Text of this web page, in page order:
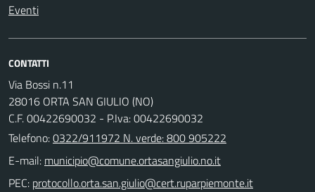
Eventi
CONTATTI
Via Bossi n.11
28016 ORTA SAN GIULIO (NO)
C.F. 00422690032 - P.Iva: 00422690032
Telefono:0322/911972 N. verde: 800 905222
E-mail:
PEC: